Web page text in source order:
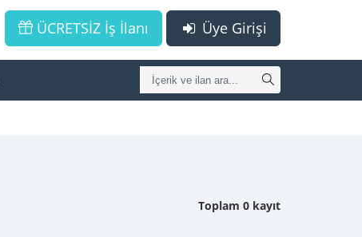
Üye Girişi
ÜCRETSİZ İş İlanı
Toplam 0 kayıt